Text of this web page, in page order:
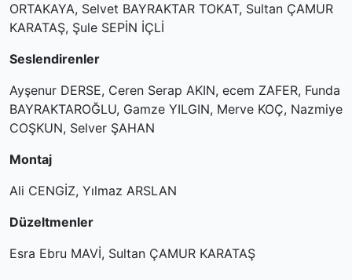
ORTAKAYA, Selvet BAYRAKTAR TOKAT, Sultan ÇAMUR
KARATAŞ, Şule SEPİN İÇLİ
Seslendirenler
Ayşenur DERSE, Ceren Serap AKIN, ecem ZAFER, Funda
BAYRAKTAROĞLU, Gamze YILGIN, Merve KOÇ, Nazmiye
COŞKUN, Selver ŞAHAN
Montaj
Ali CENGİZ, Yılmaz ARSLAN
Düzeltmenler
Esra Ebru MAVİ, Sultan ÇAMUR KARATAŞ